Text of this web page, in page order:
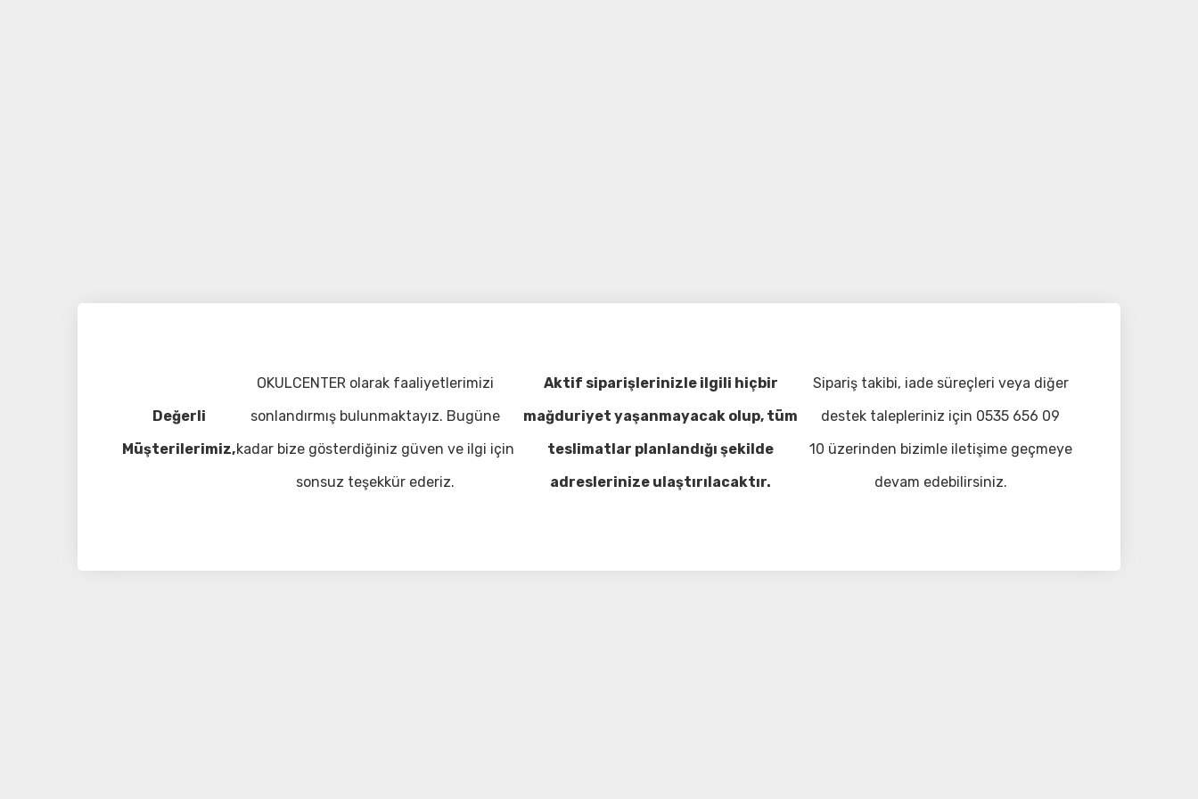
Değerli
Müşterilerimiz,
OKULCENTER olarak faaliyetlerimizi
sonlandırmış bulunmaktayız. Bugüne
kadar bize gösterdiğiniz güven ve ilgi için
sonsuz teşekkür ederiz.
Aktif siparişlerinizle ilgili hiçbir
mağduriyet yaşanmayacak olup, tüm
teslimatlar planlandığı şekilde
adreslerinize ulaştırılacaktır.
Sipariş takibi, iade süreçleri veya diğer
destek talepleriniz için 0535 656 09
10 üzerinden bizimle iletişime geçmeye
devam edebilirsiniz.